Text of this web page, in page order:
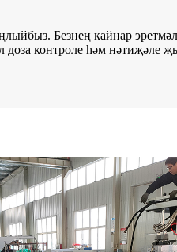
Безнең кайнар
контроле һәм нәтиҗәле